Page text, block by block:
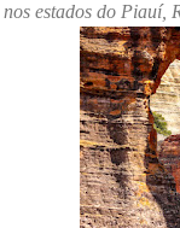
estados do